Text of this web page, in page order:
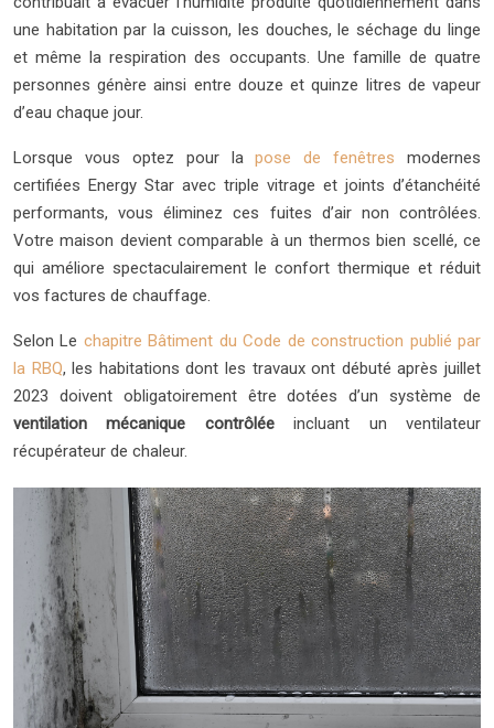
une habitation par la cuisson, les douches, le séchage du linge
et même la respiration des occupants. Une famille de quatre
personnes génère ainsi entre douze et quinze litres de vapeur
d’eau chaque jour.
Lorsque vous optez pour lapose de fenêtres modernes
certifiées Energy Star avec triple vitrage et joints d’étanchéité
performants, vous éliminez ces fuites d’air non contrôlées.
Votre maison devient comparable à un thermos bien scellé, ce
qui améliore spectaculairement le confort thermique et réduit
vos factures de chauffage.
SelonLe chapitre Bâtiment du Code de construction publié par
la RBQ, les habitations dont les travaux ont débuté après juillet
2023 doivent obligatoirement être dotées d’un système de
ventilation mécanique contrôléeincluant unventilateur
récupérateur de chaleur.